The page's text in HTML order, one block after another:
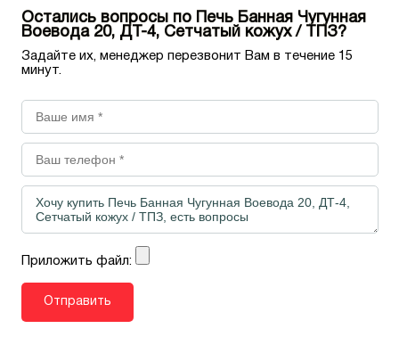
Остались вопросы по Печь Банная Чугунная
Воевода 20, ДТ-4, Сетчатый кожух / ТПЗ?
Задайте их, менеджер перезвонит Вам в течение 15
минут.
Приложить файл: